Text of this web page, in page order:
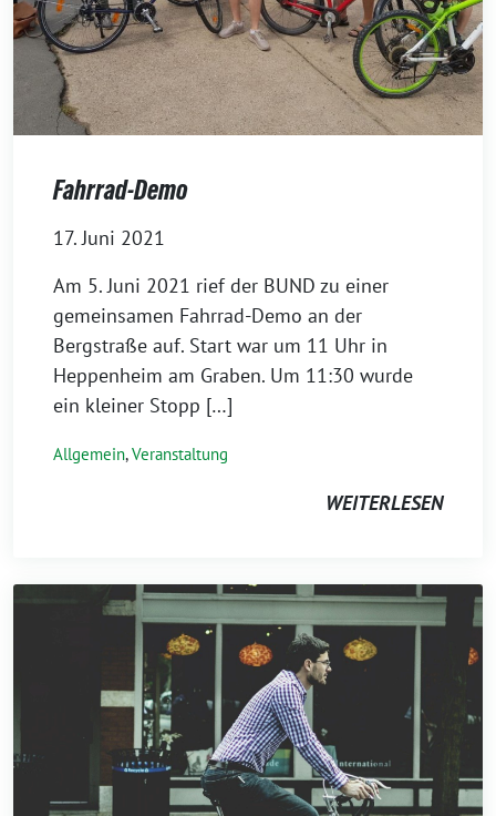
Fahrrad-Demo
17. Juni 2021
Am 5. Juni 2021 rief der BUND zu einer
gemeinsamen Fahrrad-Demo an der
Bergstraße auf. Start war um 11 Uhr in
Heppenheim am Graben. Um 11:30 wurde
ein kleiner Stopp […]
Allgemein,Veranstaltung
WEITERLESEN